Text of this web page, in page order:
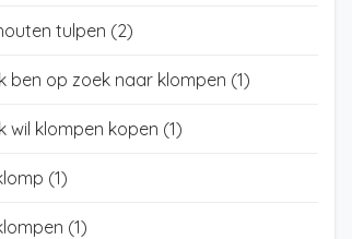
tulpen (2)
ben op zoek naar klompen (1)
wil klompen kopen (1)
(1)
(1)